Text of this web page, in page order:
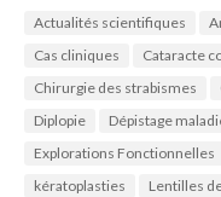
Actualités scientifiques
Cas cliniques
Cataracte
Chirurgie des strabismes
Diplopie
Dépistage
Explorations Fonctionnelles
kératoplasties
Lentilles